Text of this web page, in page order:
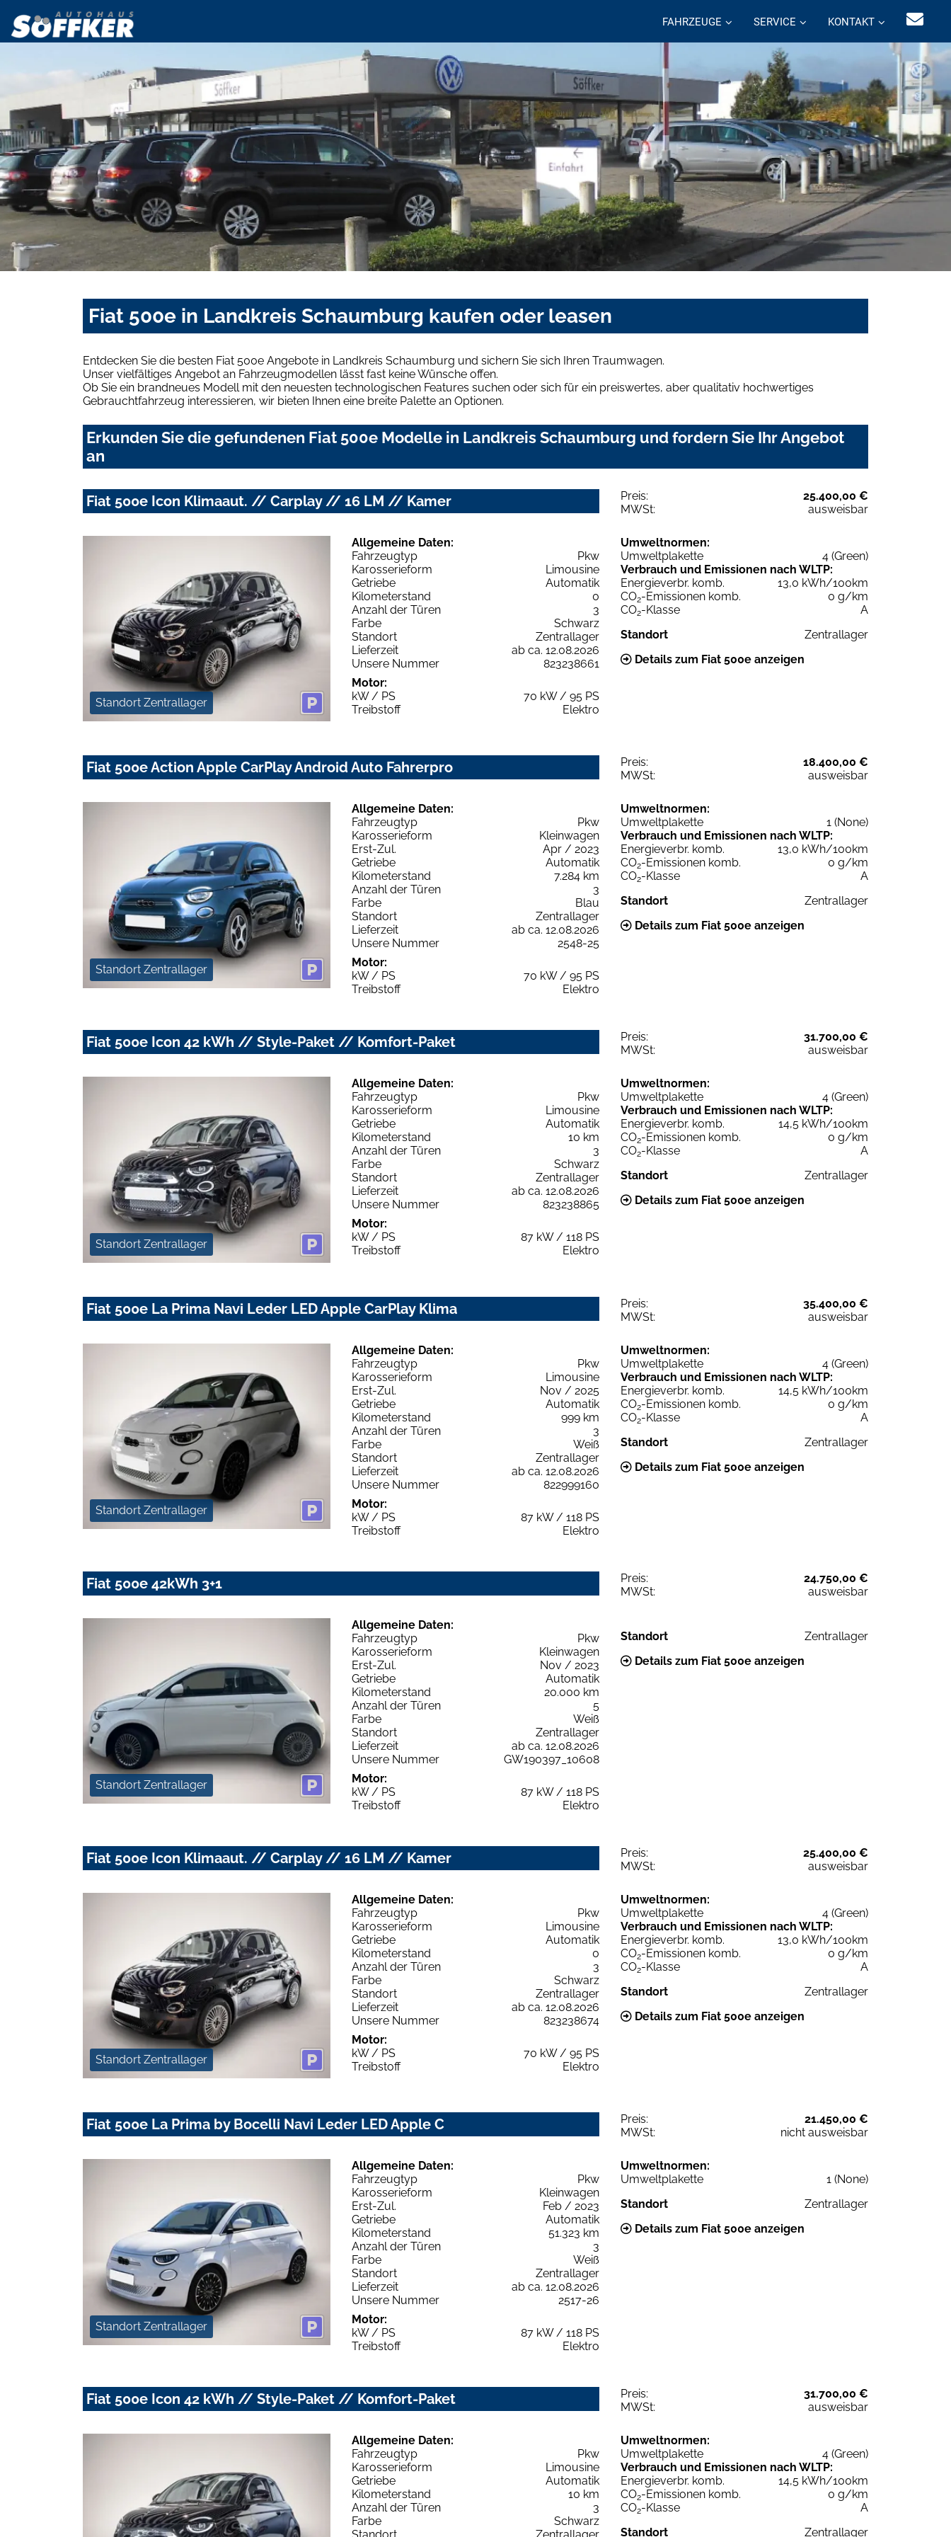
FAHRZEUGE SERVICE KONTAKT
Fiat 500e in Landkreis Schaumburg kaufen oder leasen
Entdecken Sie die besten Fiat 500e Angebote in Landkreis Schaumburg und sichern Sie sich Ihren Traumwagen.
Unser vielfältiges Angebot an Fahrzeugmodellen lässt fast keine Wünsche offen.
Ob Sie ein brandneues Modell mit den neuesten technologischen Features suchen oder sich für ein preiswertes, aber qualitativ hochwertiges
Gebrauchtfahrzeug interessieren, wir bieten Ihnen eine breite Palette an Optionen.
Erkunden Sie die gefundenen Fiat 500e Modelle in Landkreis Schaumburg und fordern Sie Ihr Angebot
an
Fiat 500e Icon Klimaaut. // Carplay // 16 LM // Kamer Preis:
25.400,00 €
MWSt:
ausweisbar
Standort Zentrallager
Allgemeine Daten:
Fahrzeugtyp
Pkw
Karosserieform
Limousine
Getriebe
Automatik
Kilometerstand
0
Anzahl der Türen
3
Farbe
Schwarz
Standort
Zentrallager
Lieferzeit
ab ca. 12.08.2026
Unsere Nummer
823238661
Motor:
kW / PS
70 kW / 95 PS
Treibstoff
Elektro
Umweltnormen:
Umweltplakette
4 (Green)
Verbrauch und Emissionen nach WLTP:
Energieverbr. komb.
13,0 kWh/100km
CO2-Emissionen komb.
0 g/km
CO2-Klasse
A
Standort
Zentrallager
Details zum Fiat 500e anzeigen
Fiat 500e Action Apple CarPlay Android Auto Fahrerpro Preis:
18.400,00 €
MWSt:
ausweisbar
Standort Zentrallager
Allgemeine Daten:
Fahrzeugtyp
Pkw
Karosserieform
Kleinwagen
Erst-Zul.
Apr / 2023
Getriebe
Automatik
Kilometerstand
7.284 km
Anzahl der Türen
3
Farbe
Blau
Standort
Zentrallager
Lieferzeit
ab ca. 12.08.2026
Unsere Nummer
2548-25
Motor:
kW / PS
70 kW / 95 PS
Treibstoff
Elektro
Umweltnormen:
Umweltplakette
1 (None)
Verbrauch und Emissionen nach WLTP:
Energieverbr. komb.
13,0 kWh/100km
CO2-Emissionen komb.
0 g/km
CO2-Klasse
A
Standort
Zentrallager
Details zum Fiat 500e anzeigen
Fiat 500e Icon 42 kWh // Style-Paket // Komfort-Paket Preis:
31.700,00 €
MWSt:
ausweisbar
Standort Zentrallager
Allgemeine Daten:
Fahrzeugtyp
Pkw
Karosserieform
Limousine
Getriebe
Automatik
Kilometerstand
10 km
Anzahl der Türen
3
Farbe
Schwarz
Standort
Zentrallager
Lieferzeit
ab ca. 12.08.2026
Unsere Nummer
823238865
Motor:
kW / PS
87 kW / 118 PS
Treibstoff
Elektro
Umweltnormen:
Umweltplakette
4 (Green)
Verbrauch und Emissionen nach WLTP:
Energieverbr. komb.
14,5 kWh/100km
CO2-Emissionen komb.
0 g/km
CO2-Klasse
A
Standort
Zentrallager
Details zum Fiat 500e anzeigen
Fiat 500e La Prima Navi Leder LED Apple CarPlay Klima Preis:
35.400,00 €
MWSt:
ausweisbar
Standort Zentrallager
Allgemeine Daten:
Fahrzeugtyp
Pkw
Karosserieform
Limousine
Erst-Zul.
Nov / 2025
Getriebe
Automatik
Kilometerstand
999 km
Anzahl der Türen
3
Farbe
Weiß
Standort
Zentrallager
Lieferzeit
ab ca. 12.08.2026
Unsere Nummer
822999160
Motor:
kW / PS
87 kW / 118 PS
Treibstoff
Elektro
Umweltnormen:
Umweltplakette
4 (Green)
Verbrauch und Emissionen nach WLTP:
Energieverbr. komb.
14,5 kWh/100km
CO2-Emissionen komb.
0 g/km
CO2-Klasse
A
Standort
Zentrallager
Details zum Fiat 500e anzeigen
Fiat 500e 42kWh 3+1 Preis:
24.750,00 €
MWSt:
ausweisbar
Standort Zentrallager
Allgemeine Daten:
Fahrzeugtyp
Pkw
Karosserieform
Kleinwagen
Erst-Zul.
Nov / 2023
Getriebe
Automatik
Kilometerstand
20.000 km
Anzahl der Türen
5
Farbe
Weiß
Standort
Zentrallager
Lieferzeit
ab ca. 12.08.2026
Unsere Nummer
GW190397_10608
Motor:
kW / PS
87 kW / 118 PS
Treibstoff
Elektro
Standort
Zentrallager
Details zum Fiat 500e anzeigen
Fiat 500e Icon Klimaaut. // Carplay // 16 LM // Kamer Preis:
25.400,00 €
MWSt:
ausweisbar
Standort Zentrallager
Allgemeine Daten:
Fahrzeugtyp
Pkw
Karosserieform
Limousine
Getriebe
Automatik
Kilometerstand
0
Anzahl der Türen
3
Farbe
Schwarz
Standort
Zentrallager
Lieferzeit
ab ca. 12.08.2026
Unsere Nummer
823238674
Motor:
kW / PS
70 kW / 95 PS
Treibstoff
Elektro
Umweltnormen:
Umweltplakette
4 (Green)
Verbrauch und Emissionen nach WLTP:
Energieverbr. komb.
13,0 kWh/100km
CO2-Emissionen komb.
0 g/km
CO2-Klasse
A
Standort
Zentrallager
Details zum Fiat 500e anzeigen
Fiat 500e La Prima by Bocelli Navi Leder LED Apple C Preis:
21.450,00 €
MWSt:
nicht ausweisbar
Standort Zentrallager
Allgemeine Daten:
Fahrzeugtyp
Pkw
Karosserieform
Kleinwagen
Erst-Zul.
Feb / 2023
Getriebe
Automatik
Kilometerstand
51.323 km
Anzahl der Türen
3
Farbe
Weiß
Standort
Zentrallager
Lieferzeit
ab ca. 12.08.2026
Unsere Nummer
2517-26
Motor:
kW / PS
87 kW / 118 PS
Treibstoff
Elektro
Umweltnormen:
Umweltplakette
1 (None)
Standort
Zentrallager
Details zum Fiat 500e anzeigen
Fiat 500e Icon 42 kWh // Style-Paket // Komfort-Paket Preis:
31.700,00 €
MWSt:
ausweisbar
Allgemeine Daten:
Fahrzeugtyp
Pkw
Karosserieform
Limousine
Getriebe
Automatik
Kilometerstand
10 km
Anzahl der Türen
3
Farbe
Schwarz
Umweltnormen:
Umweltplakette
4 (Green)
Verbrauch und Emissionen nach WLTP:
Energieverbr. komb.
14,5 kWh/100km
CO2-Emissionen komb.
0 g/km
CO2-Klasse
A
Standort
Zentrallager